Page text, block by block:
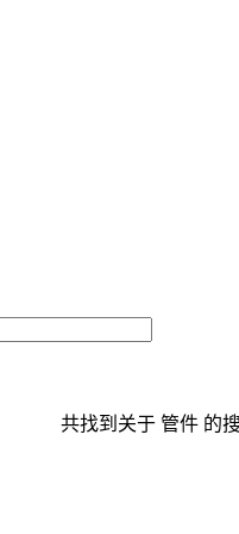
共找到关于 管件 的